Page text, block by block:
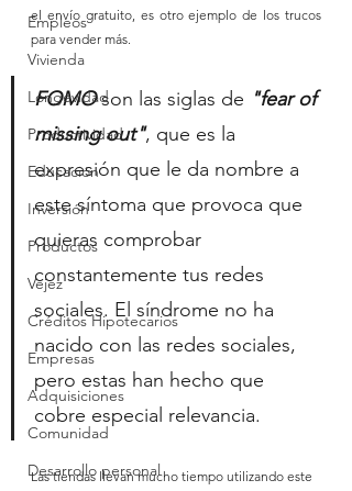
Empleos
Vivienda
Longevidad
Productividad
Educación
Inversión
Productos
Vejez
Créditos Hipotecarios
Empresas
Adquisiciones
Comunidad
Desarrollo personal
el envío gratuito, es otro ejemplo de los trucos
para vender más.
FOMO son las siglas de "fear of
missing out", que es la
expresión que le da nombre a
este síntoma que provoca que
quieras comprobar
constantemente tus redes
sociales. El síndrome no ha
nacido con las redes sociales,
pero estas han hecho que
cobre especial relevancia.
Las tiendas llevan mucho tiempo utilizando este